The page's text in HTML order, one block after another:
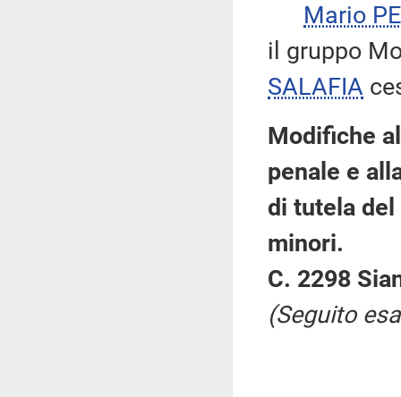
Mario
il gruppo
SALAFIA
Modifiche
penale e
di tutela
minori.
C. 2298
(Seguito